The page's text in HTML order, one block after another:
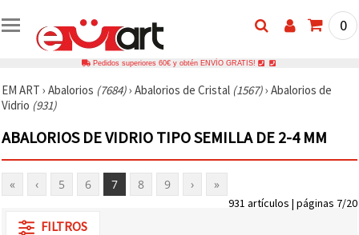
0
Pedidos superiores 60€ y obtén ENVÍO GRATIS!
EM ART › Abalorios (7684)› Abalorios de Cristal (1567)› Abalorios de
Vidrio (931)
ABALORIOS DE VIDRIO TIPO SEMILLA DE 2-4 MM
« ‹ 5 6 7 8 9 › »
931 artículos | páginas 7/20
FILTROS